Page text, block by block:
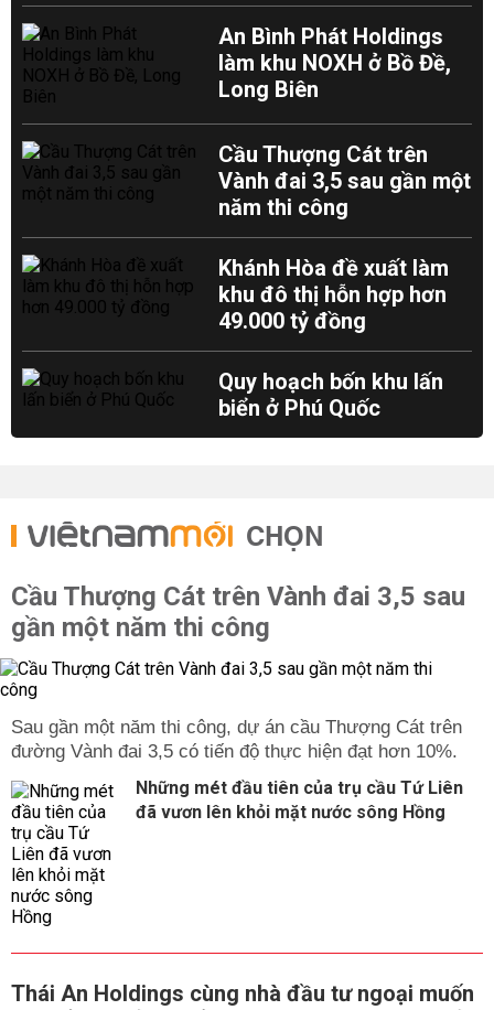
An Bình Phát Holdings
làm khu NOXH ở Bồ Đề,
Long Biên
Cầu Thượng Cát trên
Vành đai 3,5 sau gần một
năm thi công
Khánh Hòa đề xuất làm
khu đô thị hỗn hợp hơn
49.000 tỷ đồng
Quy hoạch bốn khu lấn
biển ở Phú Quốc
CHỌN
Cầu Thượng Cát trên Vành đai 3,5 sau
gần một năm thi công
Sau gần một năm thi công, dự án cầu Thượng Cát trên
đường Vành đai 3,5 có tiến độ thực hiện đạt hơn 10%.
Những mét đầu tiên của trụ cầu Tứ Liên
đã vươn lên khỏi mặt nước sông Hồng
Thái An Holdings cùng nhà đầu tư ngoại muốn